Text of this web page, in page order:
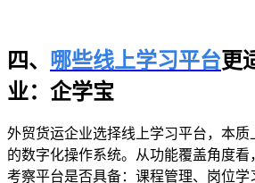
四、 哪些线上学习平台更
业：企学宝
外贸货运企业选择线上学习平台，本
的数字化操作系统。从功能覆盖角度
考察平台是否具备：课程管理、岗位学